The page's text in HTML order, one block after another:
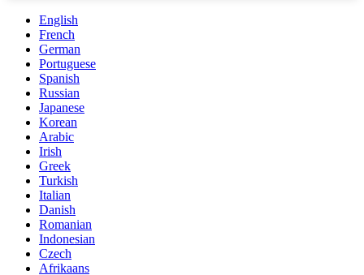
English
French
German
Portuguese
Spanish
Russian
Japanese
Korean
Arabic
Irish
Greek
Turkish
Italian
Danish
Romanian
Indonesian
Czech
Afrikaans